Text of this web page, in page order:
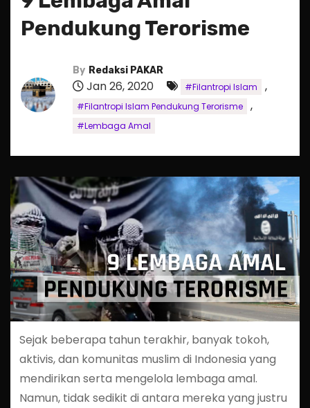
Pendukung Terorisme
By Redaksi PAKAR
Jan 26, 2020 #Filantropi Islam ,
#Filantropi Islam Pendukung Terorisme ,
#Lembaga Amal
Sejak beberapa tahun terakhir, banyak tokoh,
aktivis, dan komunitas muslim di Indonesia yang
mendirikan serta mengelola lembaga amal.
Namun, tidak sedikit di antara mereka yang justru